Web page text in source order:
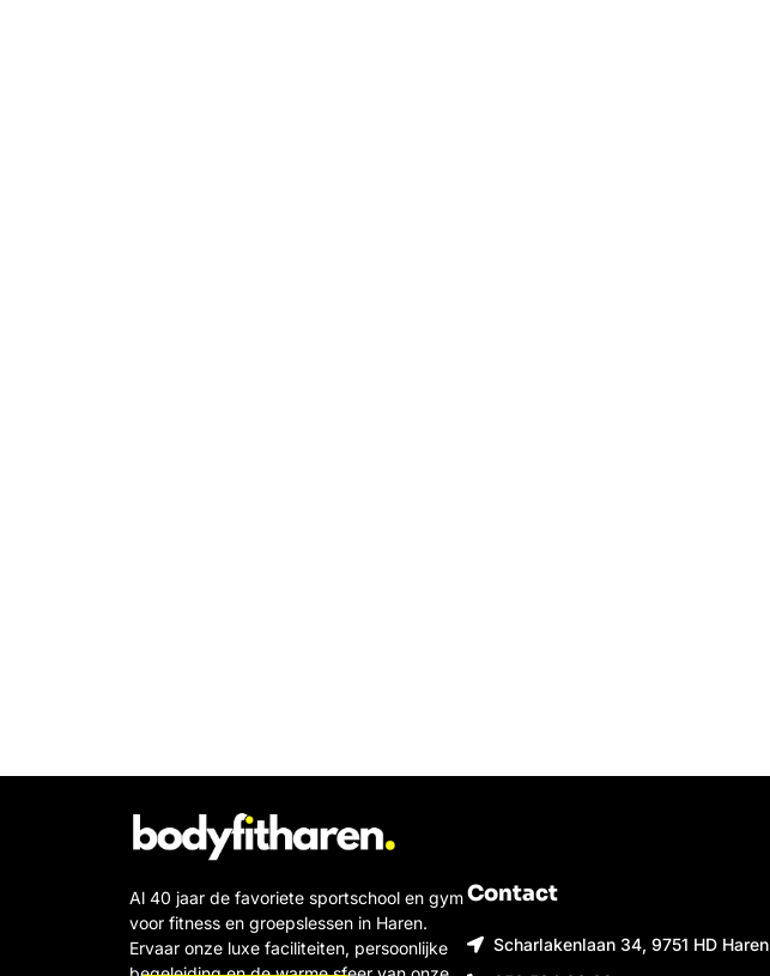
Al 40 jaar de favoriete sportschool en gym
voor fitness en groepslessen in Haren.
Ervaar onze luxe faciliteiten, persoonlijke
Contact
Scharlakenlaan 34, 9751 HD Haren